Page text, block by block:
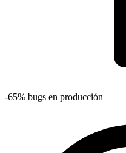
-65% bugs en producción